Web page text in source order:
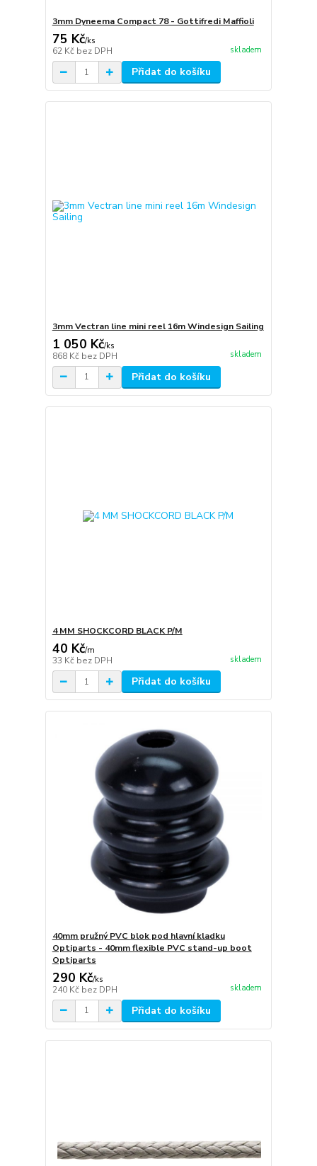
3mm Dyneema Compact 78 - Gottifredi Maffioli
75 Kč/ks
62 Kč bez DPH skladem
Přidat do košíku
3mm Vectran line mini reel 16m Windesign Sailing
1 050 Kč/ks
868 Kč bez DPH skladem
Přidat do košíku
4 MM SHOCKCORD BLACK P/M
40 Kč/m
33 Kč bez DPH skladem
Přidat do košíku
40mm pružný PVC blok pod hlavní kladku
Optiparts - 40mm flexible PVC stand-up boot
Optiparts
290 Kč/ks
240 Kč bez DPH skladem
Přidat do košíku